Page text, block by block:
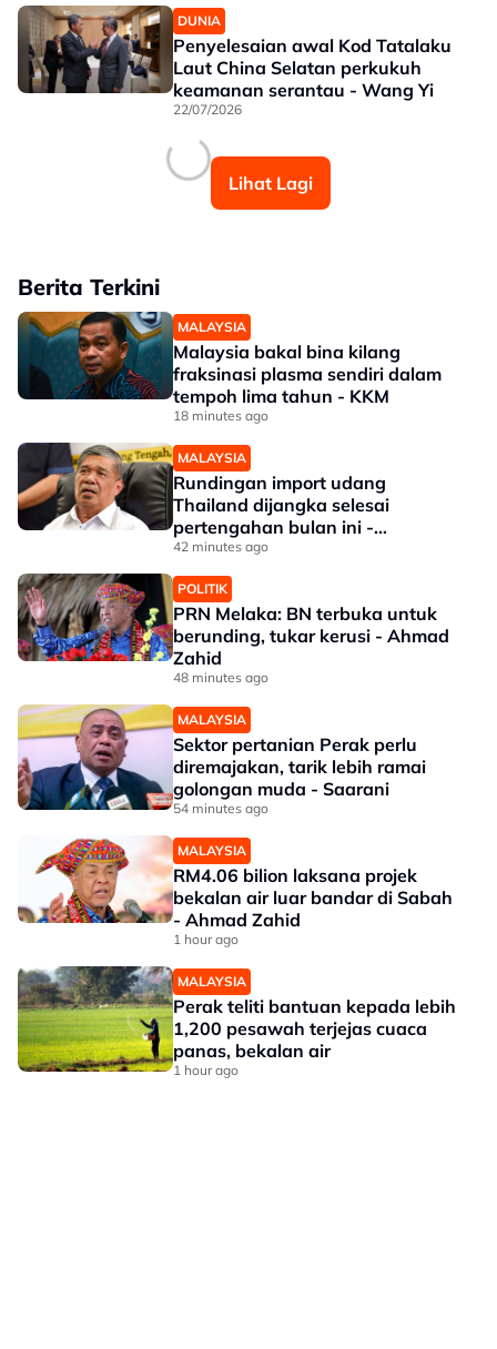
DUNIA
Penyelesaian awal Kod Tatalaku
Laut China Selatan perkukuh
keamanan serantau - Wang Yi
22/07/2026
Lihat Lagi
Berita Terkini
MALAYSIA
Malaysia bakal bina kilang
fraksinasi plasma sendiri dalam
tempoh lima tahun - KKM
18 minutes ago
MALAYSIA
Rundingan import udang
Thailand dijangka selesai
pertengahan bulan ini -
Mohamad
42 minutes ago
POLITIK
PRN Melaka: BN terbuka untuk
berunding, tukar kerusi - Ahmad
Zahid
48 minutes ago
MALAYSIA
Sektor pertanian Perak perlu
diremajakan, tarik lebih ramai
golongan muda - Saarani
54 minutes ago
MALAYSIA
RM4.06 bilion laksana projek
bekalan air luar bandar di Sabah
- Ahmad Zahid
1 hour ago
MALAYSIA
Perak teliti bantuan kepada lebih
1,200 pesawah terjejas cuaca
panas, bekalan air
1 hour ago